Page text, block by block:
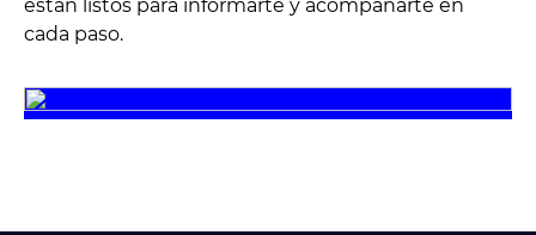
están listos para informarte y acompañarte en
cada paso.